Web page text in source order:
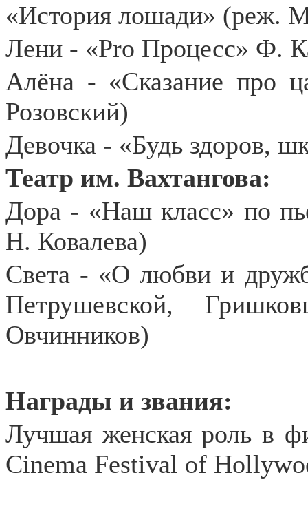
«История лошади» (реж.
Лени - «Pro Процесс» Ф.
Алёна - «Сказание про
Розовский)
Девочка - «Будь здоров,
Театр им. Вахтангова:
Дора - «Наш класс» по
Н. Ковалева)
Света - «О любви и
Петрушевской,
Овчинников)
Награды и звания:
Лучшая женская роль в
Cinema Festival of